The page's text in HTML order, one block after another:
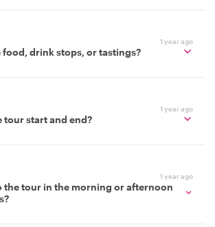
1 year ago
food, drink stops, or tastings?
1 year ago
tour start and end?
1 year ago
the tour in the morning or afternoon